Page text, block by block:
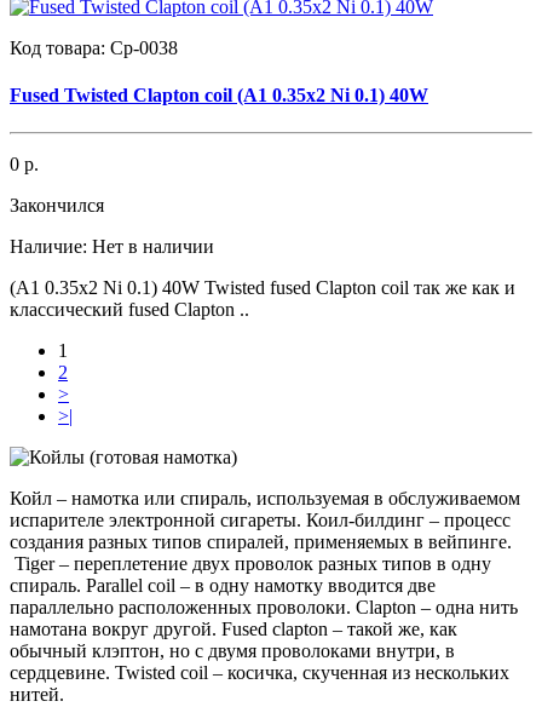
Код товара: Cp-0038
Fused Twisted Clapton coil (А1 0.35х2 Ni 0.1) 40W
0 р.
Закончился
Наличие: Нет в наличии
(А1 0.35х2 Ni 0.1) 40W Twisted fused Clapton coil так же как и
классический fused Clapton ..
1
2
>
>|
Койл – намотка или спираль, используемая в обслуживаемом
испарителе электронной сигареты. Коил-билдинг – процесс
создания разных типов спиралей, применяемых в вейпинге.
Tiger – переплетение двух проволок разных типов в одну
спираль. Parallel coil – в одну намотку вводится две
параллельно расположенных проволоки. Clapton – одна нить
намотана вокруг другой. Fused clapton – такой же, как
обычный клэптон, но с двумя проволоками внутри, в
сердцевине. Twisted coil – косичка, скученная из нескольких
нитей.